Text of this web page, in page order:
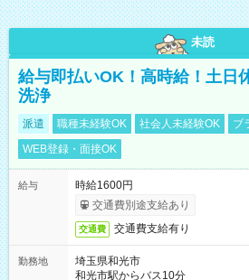
未読
給与即払いOK！高時給！土日
洗浄
派遣 職種未経験OK 社会人未経験OK
ブ
WEB登録・面接OK
給与
時給1600円
交通費別途支給あり
交通費 交通費支給有り
勤務地
埼玉県和光市
和光市駅からバス10分